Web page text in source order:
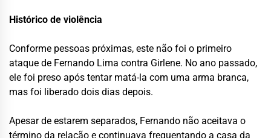
Histórico de violência
Conforme pessoas próximas, este não foi o primeiro
ataque de Fernando Lima contra Girlene. No ano passado,
ele foi preso após tentar matá-la com uma arma branca,
mas foi liberado dois dias depois.
Apesar de estarem separados, Fernando não aceitava o
término da relação e continuava frequentando a casa da